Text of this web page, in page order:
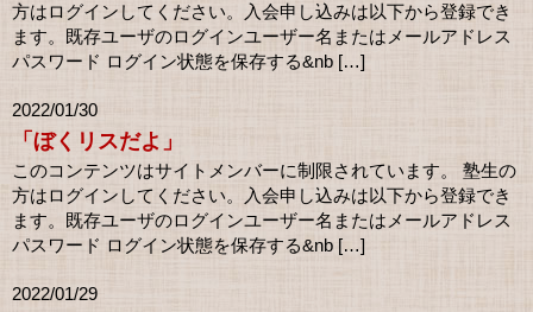
方はログインしてください。入会申し込みは以下から登録でき
ます。既存ユーザのログインユーザー名またはメールアドレス
パスワード ログイン状態を保存する&nb […]
2022/01/30
「ぼくリスだよ」
このコンテンツはサイトメンバーに制限されています。 塾生の
方はログインしてください。入会申し込みは以下から登録でき
ます。既存ユーザのログインユーザー名またはメールアドレス
パスワード ログイン状態を保存する&nb […]
2022/01/29